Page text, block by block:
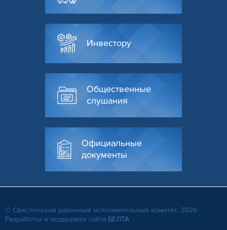
Инвестору
Общественные
слушания
Официальные
документы
© Свислочский районный исполнительный комитет, 2026
Разработка и поддержка сайта БЕЛТА